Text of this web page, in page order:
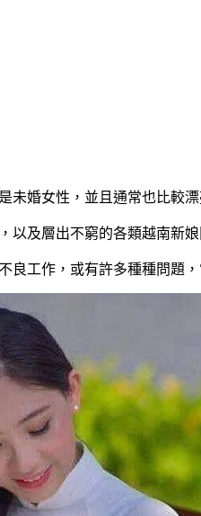
未婚女性，並且通常也比較
以及層出不窮的各類越南新
良工作，或有許多種種問題